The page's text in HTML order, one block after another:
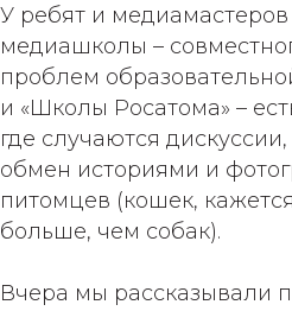
У ребят и
медиашколы –
проблем
и «Школы Росатома» –
где случаются
обмен историями и
питомцев (кошек,
больше, чем собак).
Вчера мы рассказывали